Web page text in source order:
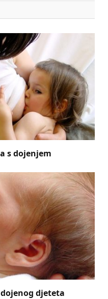
s dojenjem
djeteta